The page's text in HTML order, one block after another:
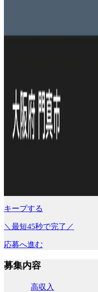
キープする
＼最短45秒で完了／
応募へ進む
募集内容
高収入